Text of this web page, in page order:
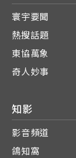
寰宇要聞
熱搜話題
東協萬象
奇人妙事
知影
影音頻道
鴿知窩